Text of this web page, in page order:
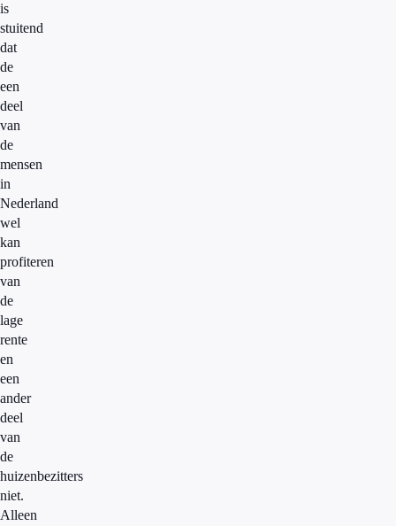
is
stuitend
dat
de
een
deel
van
de
mensen
in
Nederland
wel
kan
profiteren
van
de
lage
rente
en
een
ander
deel
van
de
huizenbezitters
niet.
Alleen